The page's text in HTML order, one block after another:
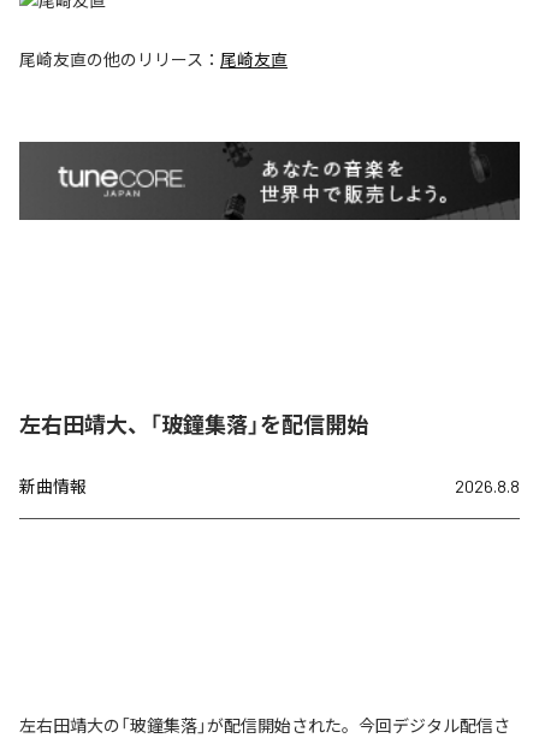
尾崎友直の他のリリース： 尾崎友直
左右田靖大、「玻鐘集落」を配信開始
新曲情報 2026.8.8
左右田靖大の「玻鐘集落」が配信開始された。今回デジタル配信さ